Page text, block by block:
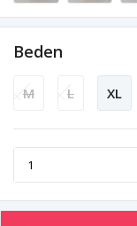
Beden
M L XL